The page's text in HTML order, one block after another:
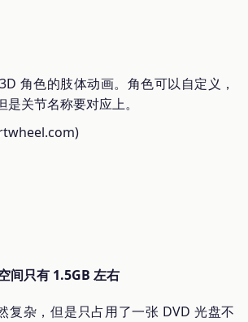
角色的肢体动画。角色可以自定义，
是关节名称要对应上。
间只有 1.5GB 左右
复杂，但是只占用了一张 DVD 光盘不